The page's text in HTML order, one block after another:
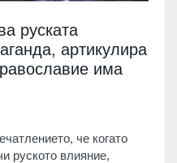
руската
артикулира
има
че когато
руското влияние,